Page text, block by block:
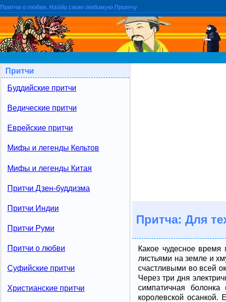
Притчи о любви. Найди свою любимую Притчу
Притчи
Буддийские притчи
Ведические притчи
Еврейские притчи
Мифы и легенды Кельтов
Мифы и легенды Китая
Притчи Дзен-буддизма
Притчи Индии
Притчи Руми
Притчи о любви
Суфийские притчи
Христианские притчи
Притча: Для
Какое чудесное
листьями на земле и
счастливыми во всей
Через три дня
симпатичная
королевской